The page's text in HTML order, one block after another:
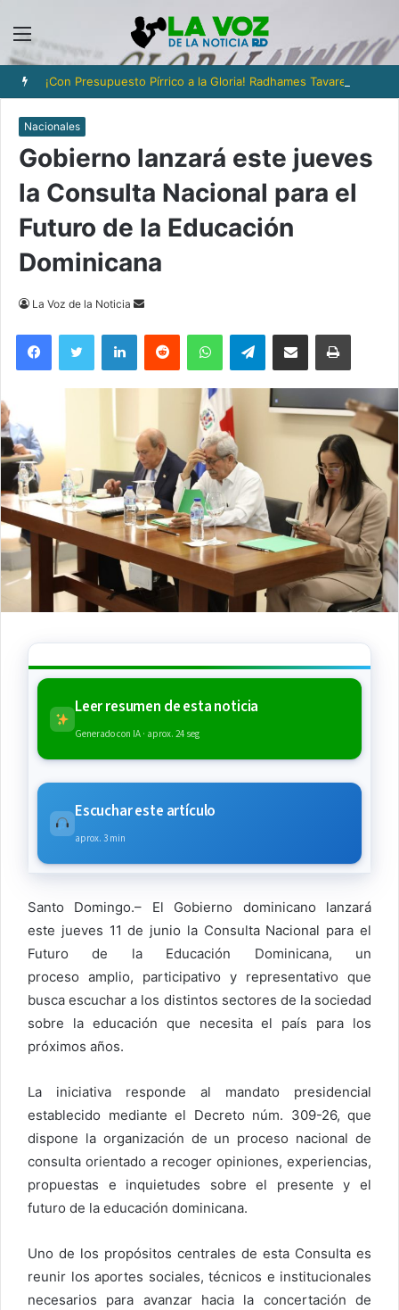
Menú
Nacionales
Gobierno lanzará este jueves
la Consulta Nacional para el
Futuro de la Educación
Dominicana
La Voz de la Noticia
Send
email
FacebookTwitter LinkedInReddit WhatsAppTelegramCompartir via Email Imprimi
Leer resumen de esta noticia
Generado con IA · aprox. 24 seg
Escuchar este artículo
aprox. 3 min
Santo Domingo.– El Gobierno dominicano lanzará
este jueves 11 de junio la Consulta Nacional para el
Futuro de la Educación Dominicana, un
proceso amplio, participativo y representativo que
busca escuchar a los distintos sectores de la sociedad
sobre la educación que necesita el país para los
próximos años.
La iniciativa responde al mandato presidencial
establecido mediante el Decreto núm. 309-26, que
dispone la organización de un proceso nacional de
consulta orientado a recoger opiniones, experiencias,
propuestas e inquietudes sobre el presente y el
futuro de la educación dominicana.
Uno de los propósitos centrales de esta Consulta es
reunir los aportes sociales, técnicos e institucionales
necesarios para avanzar hacia la concertación de